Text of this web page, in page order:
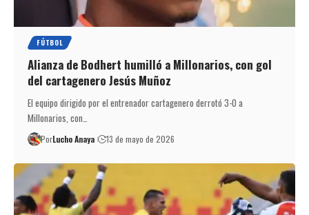
FÚTBOL
Alianza de Bodhert humilló a Millonarios, con gol
del cartagenero Jesús Muñoz
El equipo dirigido por el entrenador cartagenero derrotó 3-0 a
Millonarios, con…
PorLucho Anaya 13 de mayo de 2026